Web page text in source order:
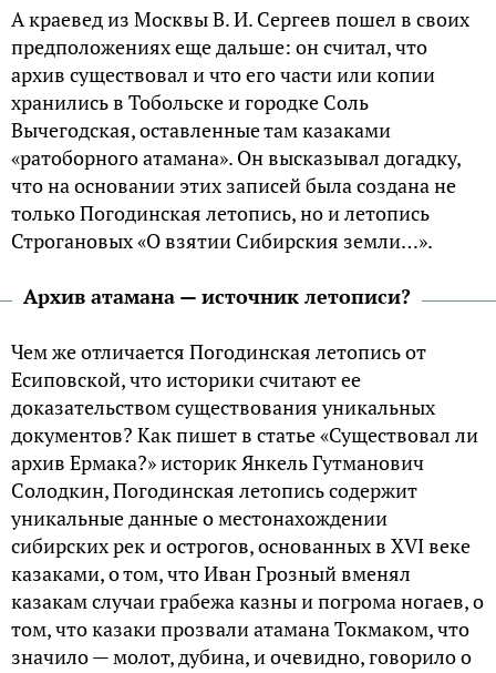
А краевед из Москвы В. И. Сергеев пошел в своих
предположениях еще дальше: он считал, что
архив существовал и что его части или копии
хранились в Тобольске и городке Соль
Вычегодская, оставленные там казаками
«ратоборного атамана». Он высказывал догадку,
что на основании этих записей была создана не
только Погодинская летопись, но и летопись
Строгановых «О взятии Сибирския земли…».
Архив атамана — источник летописи?
Чем же отличается Погодинская летопись от
Есиповской, что историки считают ее
доказательством существования уникальных
документов? Как пишет в статье «Существовал ли
архив Ермака?» историк Янкель Гутманович
Солодкин, Погодинская летопись содержит
уникальные данные о местонахождении
сибирских рек и острогов, основанных в XVI веке
казаками, о том, что Иван Грозный вменял
казакам случаи грабежа казны и погрома ногаев, о
том, что казаки прозвали атамана Токмаком, что
значило — молот, дубина, и очевидно, говорило о